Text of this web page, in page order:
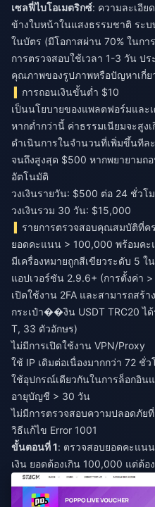
เซลฟี่ไบโอเมตริกซ์: ความละเอีย
ข้างใบหน้าในแสงธรรมชาติ ระบ
ในบัตร (มีโอกาสผ่าน 70% ในกา
การตรวจสอบใช้เวลา 1-3 วัน ป
คุณภาพของรูปภาพหรือปัญหาเกี่ย
การถอนเงินขั้นต่ำ $10
เป็นนโยบายของแพลตฟอร์มและ
หากต่ำกว่านี้ ค่าธรรมเนียมจะสูง
ดำเนินการในจำนวนที่เพิ่มขึ้นทีล
จนถึงสูงสุด $500 หากพยายามถ
อัตโนมัติ
วงเงินรายวัน: $500 ต่อ 24 ชั่วโ
วงเงินรวม 30 วัน: $15,000
รายการตรวจสอบคุณสมบัติที่ค
ยอดคะแนน > 100,000 พร้อมคะ
มีเครื่องหมายถูกสีเขียวระดับ 5 ใ
แอปเวอร์ชัน 2.9.6+ (การตั้งค่า >
เปิดใช้งาน 2FA และสามารถสร้า
กระเป๋า��งิน USDT TRC20 ไ
T, 33 ตัวอักษร)
ไม่มีการเปิดใช้งาน VPN/Proxy
ใช้ IP เดิมต่อเนื่องมากกว่า 72 ชั่ว
ใช้อุปกรณ์เดียวกันในการล็อกอิน
อายุบัญชี > 30 วัน
ไม่มีการตรวจสอบความปลอดภัยที่
วิธีแก้ไข Error 1001
ขั้นตอนที่ 1: ตรวจสอบยอดคะแน
เงิน ยอดต้องเกิน 100,000 แต่ต้อ